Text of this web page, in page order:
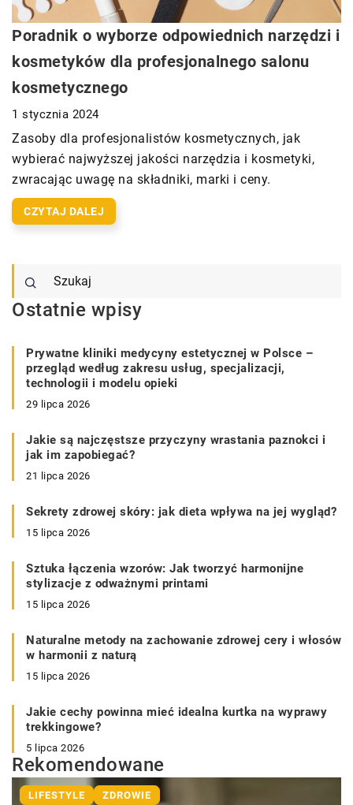
Poradnik o wyborze odpowiednich narzędzi i
kosmetyków dla profesjonalnego salonu
kosmetycznego
1 stycznia 2024
Zasoby dla profesjonalistów kosmetycznych, jak
wybierać najwyższej jakości narzędzia i kosmetyki,
zwracając uwagę na składniki, marki i ceny.
CZYTAJ DALEJ
Ostatnie wpisy
Prywatne kliniki medycyny estetycznej w Polsce –
przegląd według zakresu usług, specjalizacji,
technologii i modelu opieki
29 lipca 2026
Jakie są najczęstsze przyczyny wrastania paznokci i
jak im zapobiegać?
21 lipca 2026
Sekrety zdrowej skóry: jak dieta wpływa na jej wygląd?
15 lipca 2026
Sztuka łączenia wzorów: Jak tworzyć harmonijne
stylizacje z odważnymi printami
15 lipca 2026
Naturalne metody na zachowanie zdrowej cery i włosów
w harmonii z naturą
15 lipca 2026
Jakie cechy powinna mieć idealna kurtka na wyprawy
trekkingowe?
5 lipca 2026
Rekomendowane
LIFESTYLE ZDROWIE